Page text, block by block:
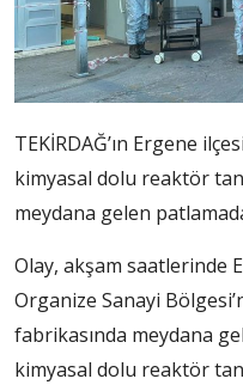
TEKİRDAĞ’ın Ergene
kimyasal dolu reaktör
meydana gelen
Olay, akşam saatlerinde
Organize Sanayi
fabrikasında meydana
kimyasal dolu reaktör